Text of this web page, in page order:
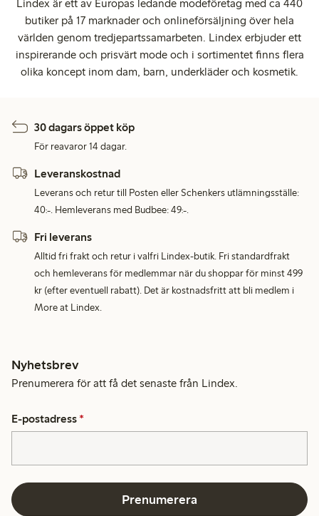
Lindex är ett av Europas ledande modeföretag med ca 440
butiker på 17 marknader och onlineförsäljning över hela
världen genom tredjepartssamarbeten. Lindex erbjuder ett
inspirerande och prisvärt mode och i sortimentet finns flera
olika koncept inom dam, barn, underkläder och kosmetik.
30 dagars öppet köp
För reavaror 14 dagar.
Leveranskostnad
Leverans och retur till Posten eller Schenkers utlämningsställe:
40:-. Hemleverans med Budbee: 49:-.
Fri leverans
Alltid fri frakt och retur i valfri Lindex-butik. Fri standardfrakt
och hemleverans för medlemmar när du shoppar för minst 499
kr (efter eventuell rabatt). Det är kostnadsfritt att bli medlem i
More at Lindex.
Nyhetsbrev
Prenumerera för att få det senaste från Lindex.
E-postadress *
Prenumerera